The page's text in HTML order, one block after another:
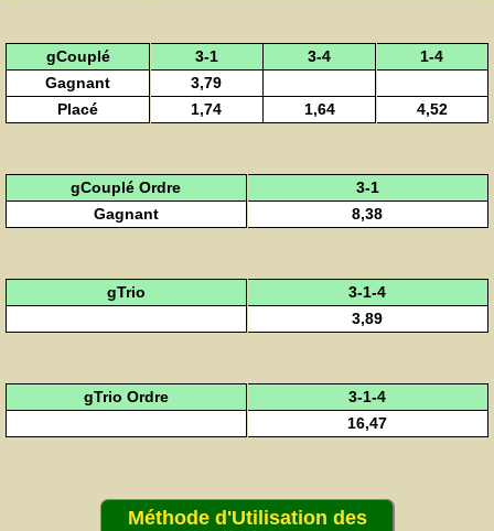
gCouplé 3-1 3-4
1-4
Gagnant
3,79
Placé
1,74 1,64 4,52
gCouplé Ordre
3-1
Gagnant
8,38
gTrio
3-1-4
3,89
gTrio Ordre
3-1-4
16,47
Méthode d'Utilisation des